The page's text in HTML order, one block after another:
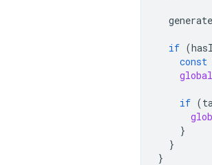
if (
const
global
if (
}
}
}